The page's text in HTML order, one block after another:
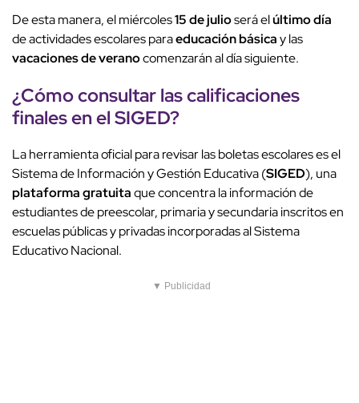
De esta manera, el miércoles15 de julioserá elúltimo día
de actividades escolares paraeducación básicay las
vacaciones de veranocomenzarán al día siguiente.
¿Cómo consultar las calificaciones
finales en elSIGED?
La herramienta oficial para revisar las boletas escolares es el
Sistema de Información y Gestión Educativa (SIGED), una
plataforma gratuitaque concentra la información de
estudiantes de preescolar, primaria y secundaria inscritos en
escuelas públicas y privadas incorporadas al Sistema
Educativo Nacional.
▼ Publicidad